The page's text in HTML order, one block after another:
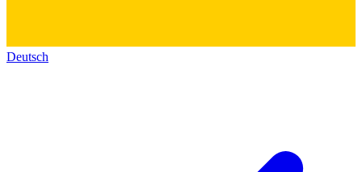
Deutsch